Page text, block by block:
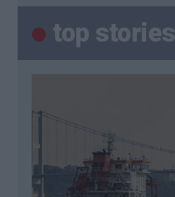
top stories